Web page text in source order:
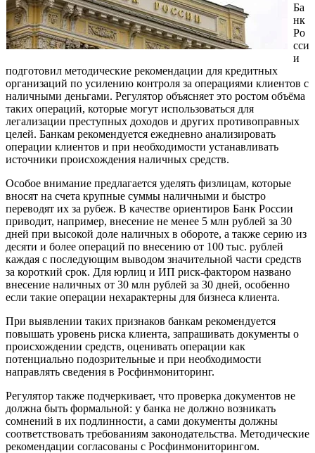
Ба
нк
Ро
сси
и
подготовил методические рекомендации для кредитных
организаций по усилению контроля за операциями клиентов с
наличными деньгами. Регулятор объясняет это ростом объёма
таких операций, которые могут использоваться для
легализации преступных доходов и других противоправных
целей. Банкам рекомендуется ежедневно анализировать
операции клиентов и при необходимости устанавливать
источники происхождения наличных средств.
Особое внимание предлагается уделять физлицам, которые
вносят на счета крупные суммы наличными и быстро
переводят их за рубеж. В качестве ориентиров Банк России
приводит, например, внесение не менее 5 млн рублей за 30
дней при высокой доле наличных в обороте, а также серию из
десяти и более операций по внесению от 100 тыс. рублей
каждая с последующим выводом значительной части средств
за короткий срок. Для юрлиц и ИП риск-фактором названо
внесение наличных от 30 млн рублей за 30 дней, особенно
если такие операции нехарактерны для бизнеса клиента.
При выявлении таких признаков банкам рекомендуется
повышать уровень риска клиента, запрашивать документы о
происхождении средств, оценивать операции как
потенциально подозрительные и при необходимости
направлять сведения в Росфинмониторинг.
Регулятор также подчеркивает, что проверка документов не
должна быть формальной: у банка не должно возникать
сомнений в их подлинности, а сами документы должны
соответствовать требованиям законодательства. Методические
рекомендации согласованы с Росфинмониторингом.